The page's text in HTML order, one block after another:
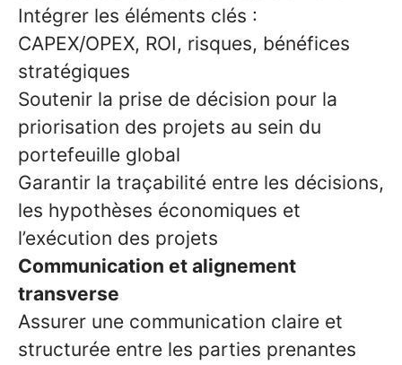
Intégrer les éléments clés :
CAPEX/OPEX, ROI, risques, bénéfices
stratégiques
Soutenir la prise de décision pour la
priorisation des projets au sein du
portefeuille global
Garantir la traçabilité entre les décisions,
les hypothèses économiques et
l’exécution des projets
Communication et alignement
transverse
Assurer une communication claire et
structurée entre les parties prenantes